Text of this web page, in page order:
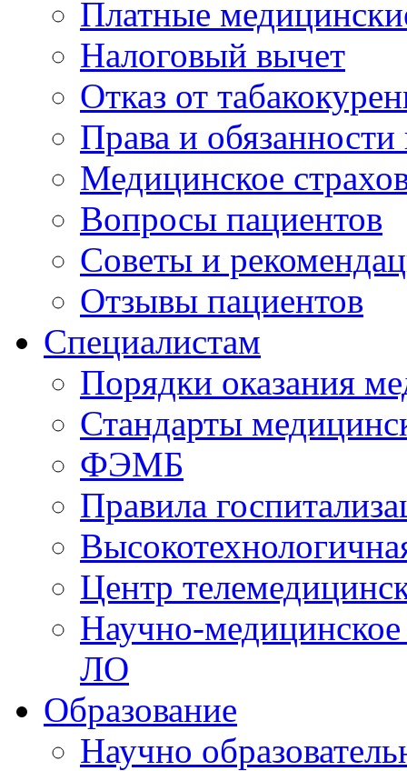
Платные
Налоговый вычет
Отказ от
Права и
Медицинское
Вопросы пациентов
Советы и
Отзывы пациентов
Специалистам
Порядки оказания
Стандарты
ФЭМБ
Правила
Центр
Научно-
ЛО
Образование
Научно